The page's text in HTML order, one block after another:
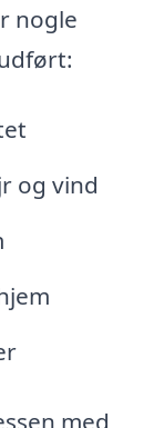
nogle
og vind